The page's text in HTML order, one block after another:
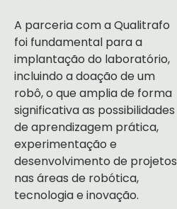
A parceria com a Qualitrafo
foi fundamental para a
implantação do laboratório,
incluindo a doação de um
robô, o que amplia de forma
significativa as possibilidades
de aprendizagem prática,
experimentação e
desenvolvimento de projetos
nas áreas de robótica,
tecnologia e inovação.